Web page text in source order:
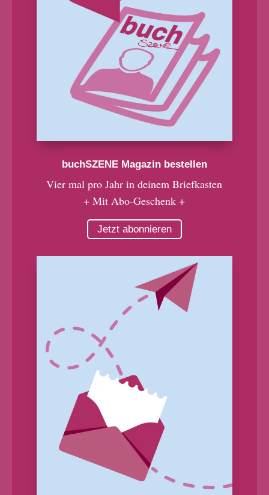
buchSZENE Magazin bestellen
Vier mal pro Jahr in deinem Briefkasten
+ Mit Abo-Geschenk +
Jetzt abonnieren